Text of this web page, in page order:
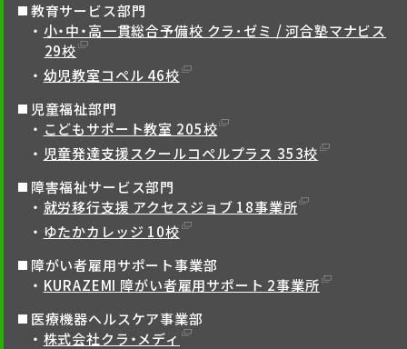
教育サービス部門
小・中・高一貫総合予備校 クラ･ゼミ / 河合塾マナビス
29校
幼児教室コペル 46校
児童福祉部門
こどもサポート教室 205校
児童発達支援スクールコペルプラス 353校
障害福祉サービス部門
就労移行支援 アクセスジョブ 18事業所
ゆたかカレッジ 10校
障がい者雇用サポート事業部
KURAZEMI 障がい者雇用サポート 2事業所
医療機器ヘルスケア事業部
株式会社クラ・メディ